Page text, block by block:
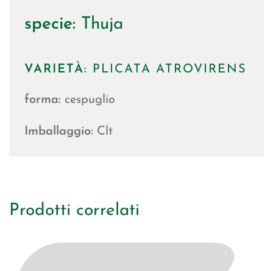
specie: Thuja
VARIETÀ: PLICATA ATROVIRENS
forma: cespuglio
Imballaggio: Clt
Prodotti correlati